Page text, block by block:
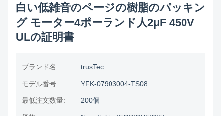
白い低雑音のページの樹脂のパッキン
グ モーター4ポーランド人2μF 450V
ULの証明書
ブランド名: trusTec
モデル番号: YFK-07903004-TS08
最低注文数量: 200個